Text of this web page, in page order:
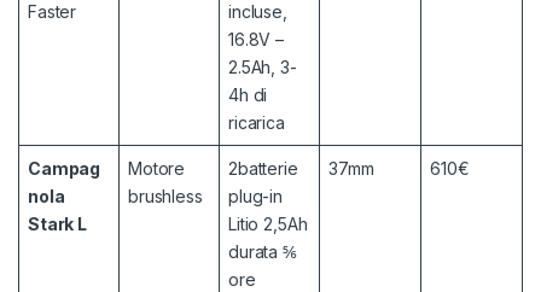
Faster
incluse,
16.8V –
2.5Ah, 3-
4h di
ricarica
Campag
nola
Stark L
Motore
brushless
2batterie
plug-in
Litio 2,5Ah
durata ⅚
ore
37mm 610€